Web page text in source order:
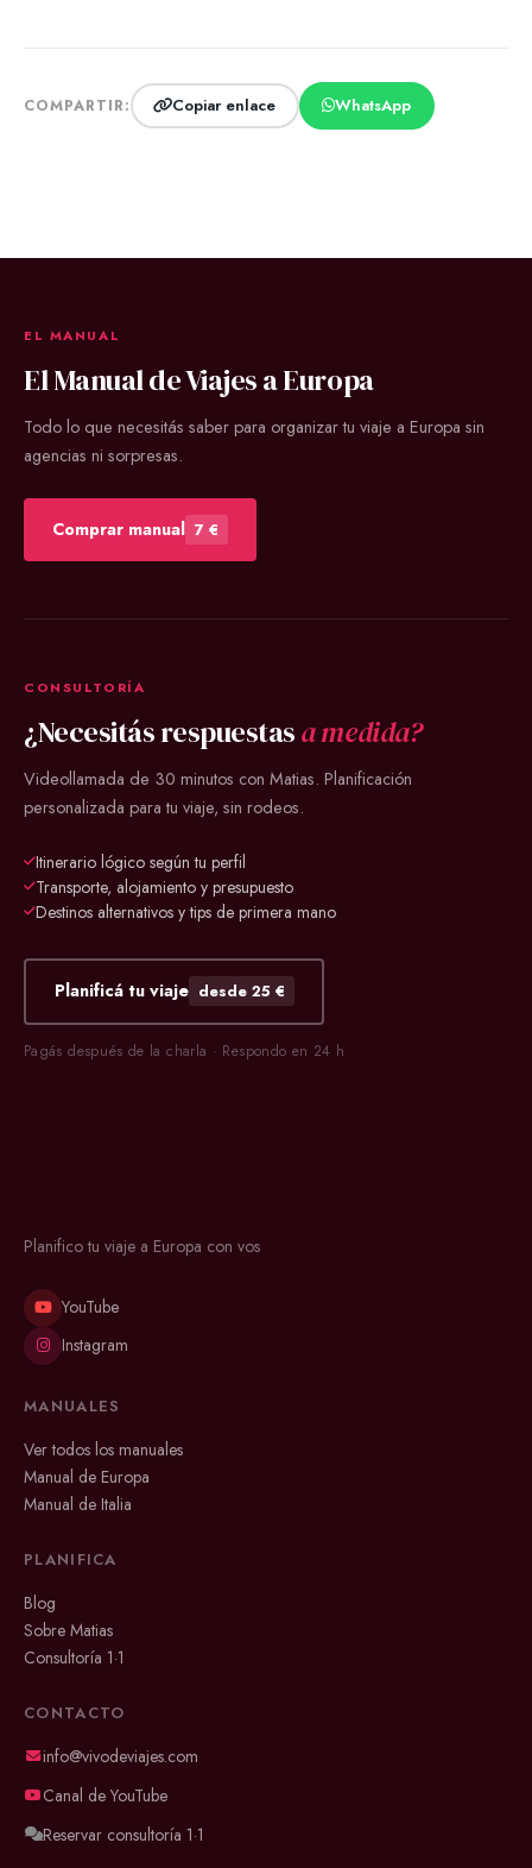
COMPARTIR: Copiar enlace WhatsApp
EL MANUAL
El Manual de Viajes a Europa
Todo lo que necesitás saber para organizar tu viaje a Europa sin
agencias ni sorpresas.
Comprar manual 7 €
CONSULTORÍA
¿Necesitás respuestasa medida?
Videollamada de 30 minutos con Matias. Planificación
personalizada para tu viaje, sin rodeos.
Itinerario lógico según tu perfil
Transporte, alojamiento y presupuesto
Destinos alternativos y tips de primera mano
Planificá tu viaje desde 25 €
Pagás después de la charla · Respondo en 24 h
Planifico tu viaje a Europa con vos
YouTube
Instagram
MANUALES
Ver todos los manuales
Manual de Europa
Manual de Italia
PLANIFICA
Blog
Sobre Matias
Consultoría 1·1
CONTACTO
info@vivodeviajes.com
Canal de YouTube
Reservar consultoría 1·1